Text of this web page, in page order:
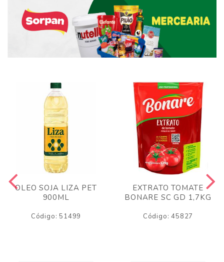
OLEO SOJA LIZA PET
900ML
Código: 51499
EXTRATO TOMATE
BONARE SC GD 1,7KG
Código: 45827